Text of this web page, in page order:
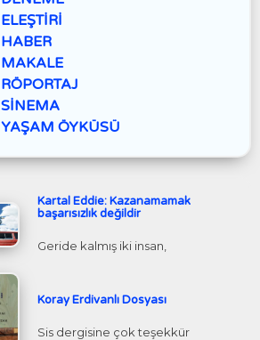
ELEŞTİRİ
HABER
MAKALE
RÖPORTAJ
SİNEMA
YAŞAM ÖYKÜSÜ
Kartal Eddie: Kazanamamak
başarısızlık değildir
Geride kalmış iki insan,
Koray Erdivanlı Dosyası
Sis dergisine çok teşekkür